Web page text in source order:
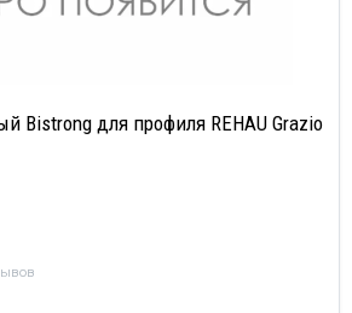
Bistrong для профиля REHAU Grazio